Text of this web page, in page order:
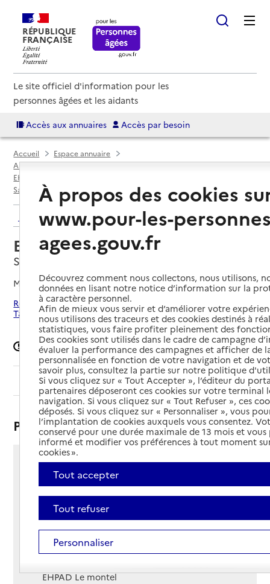
RÉPUBLIQUE
FRANÇAISE
Le site officiel d'information pour les
personnes âgées et les aidants
Accès aux annuaires Accès par besoin
Accueil
Espace annuaire
Annuaire EHPAD et maisons de retraite
EHPAD par département
Saint-Amant-Tallende
EHPAD Le montel
Retour aux résultats de l'annuaire
EHPAD Le montel
Saint-Amant-Tallende, PUY-DE-DOME
Mis à jour le03/12/2025
Rechercher les établissements autour de Saint-Amant-
Tallende
Signaler une erreur
Sommaire
Présentation
3 rue du Parc
63450 - Saint-Amant-Tallende
Voir itinéraire
Téléphone :
04 73 39 30 08
Site Internet
Site internet
EHPAD Le montel
À propos des cookies
www.pour-les-
agees.gouv.fr
Découvrez comment nous collectons, nous utilisons,
données en lisant notre notice d’information sur la
à caractère personnel.
Afin de mieux vous servir et d’améliorer votre
nous utilisons des traceurs et des cookies destinés à
statistiques, vous faire profiter pleinement des
Des cookies sont utilisés dans le cadre de campagne
évaluer la performance des campagnes et afficher de
personnalisée en fonction de votre navigation et de
savoir plus, consultez la partie sur notre politique
Si vous cliquez sur « Tout Accepter », l’éditeur du
partenaires déposeront ces cookies sur votre terminal
navigation. Si vous cliquez sur « Tout Refuser », ces
déposés. Si vous cliquez sur « Personnaliser », vous
l’implantation de cookies auxquels vous consentez.
conservé pour une durée maximale de 13 mois et
informé et modifier vos préférences à tout moment
cookies ».
Tout accepter
Tout refuser
Personnaliser